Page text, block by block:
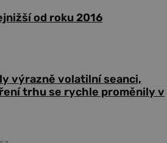
od roku 2016
výrazně volatilní seanci,
trhu se rychle proměnily v